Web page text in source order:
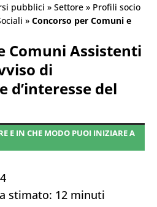
pubblici » Settore » Profili socio
» Concorso per Comuni e
Comuni Assistenti
di
d’interesse del
E IN CHE MODO PUOI INIZIARE A
stimato: 12 minuti